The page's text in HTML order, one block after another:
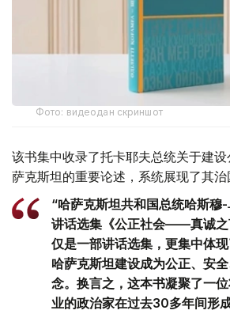
Фото: видеодан скриншот
该书集中收录了托卡耶夫总统关于建
萨克斯坦的重要论述，系统展现了其治
“哈萨克斯坦共和国总统哈斯穆
讲话选集《公正社会——真诚之
仅是一部讲话选集，更集中体
哈萨克斯坦建设成为公正、安
念。换言之，这本书凝聚了一
业的政治家在过去30多年间形